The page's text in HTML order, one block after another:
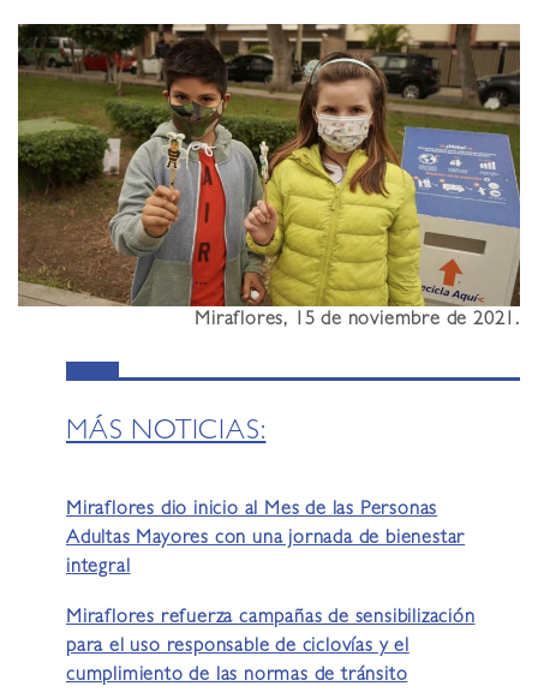
Miraflores, 15 de noviembre de 2021.
MÁS NOTICIAS:
Miraflores dio inicio al Mes de las Personas
Adultas Mayores con una jornada de bienestar
integral
Miraflores refuerza campañas de sensibilización
para el uso responsable de ciclovías y el
cumplimiento de las normas de tránsito